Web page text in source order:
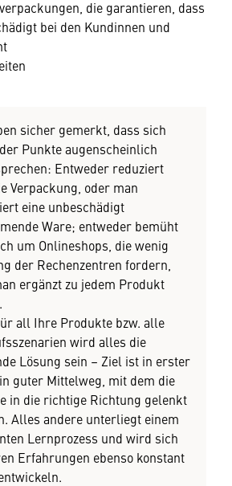
die garantieren, dass
bei den Kundinnen und
sicher gemerkt, dass sich
Punkte augenscheinlich
Entweder reduziert
Verpackung, oder man
eine unbeschädigt
Ware; entweder bemüht
um Onlineshops, die wenig
der Rechenzentren fordern,
ergänzt zu jedem Produkt
all Ihre Produkte bzw. alle
wird alles die
Lösung sein – Ziel ist in erster
guter Mittelweg, mit dem die
in die richtige Richtung gelenkt
Alles andere unterliegt einem
Lernprozess und wird sich
Erfahrungen ebenso konstant